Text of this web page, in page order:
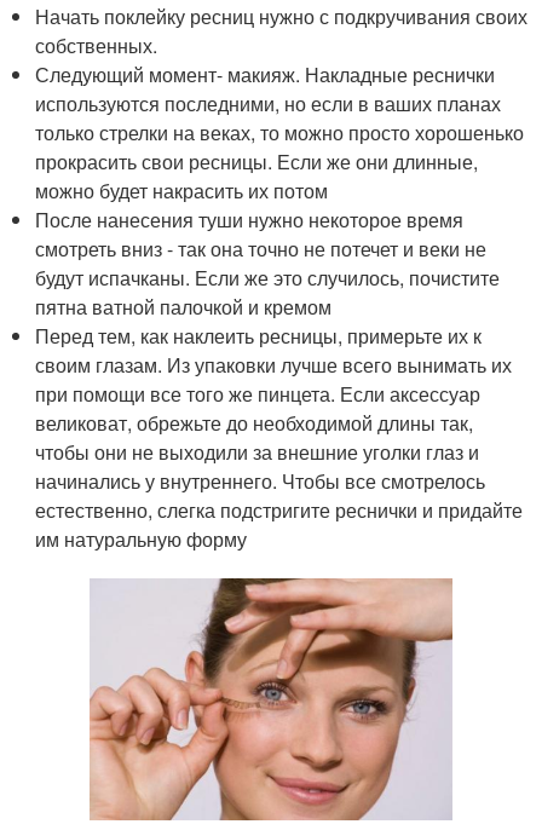
Начать поклейку ресниц нужно с подкручивания своих
собственных.
Следующий момент- макияж. Накладные реснички
используются последними, но если в ваших планах
только стрелки на веках, то можно просто хорошенько
прокрасить свои ресницы. Если же они длинные,
можно будет накрасить их потом
После нанесения туши нужно некоторое время
смотреть вниз - так она точно не потечет и веки не
будут испачканы. Если же это случилось, почистите
пятна ватной палочкой и кремом
Перед тем, как наклеить ресницы, примерьте их к
своим глазам. Из упаковки лучше всего вынимать их
при помощи все того же пинцета. Если аксессуар
великоват, обрежьте до необходимой длины так,
чтобы они не выходили за внешние уголки глаз и
начинались у внутреннего. Чтобы все смотрелось
естественно, слегка подстригите реснички и придайте
им натуральную форму